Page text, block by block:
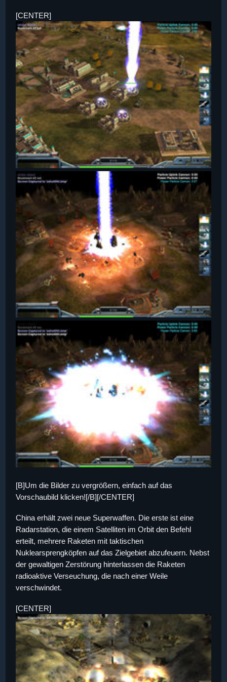
[CENTER]
[B]Um die Bilder zu vergrößern, einfach auf das
Vorschaubild klicken![/B][/CENTER]
China erhält zwei neue Superwaffen. Die erste ist eine
Radarstation, die einem Satelliten im Orbit den Befehl
erteilt, mehrere Raketen mit taktischen
Nuklearsprengköpfen auf das Zielgebiet abzufeuern. Nebst
der gewaltigen Zerstörung hinterlassen die Raketen
radioaktive Verseuchung, die nach einer Weile
verschwindet.
[CENTER]